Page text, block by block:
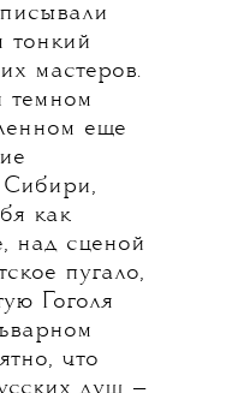
тонкий
мастеров.
темном
еще
Сибири,
как
над сценой
пугало,
Гоголя
что
душ —